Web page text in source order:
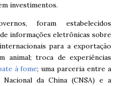
investimentos.
foram estabelecidos
informações eletrônicas sobre
para a exportação
animal; troca de experiências
à fome; uma parceria entre a
Nacional da China (CNSA) e a